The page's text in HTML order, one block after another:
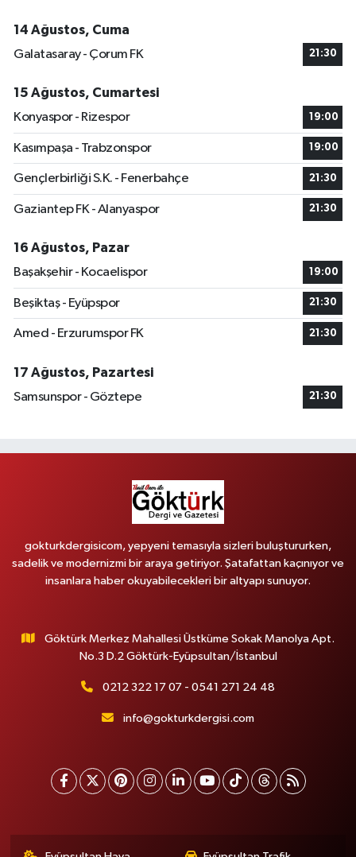
14 Ağustos, Cuma
Galatasaray - Çorum FK
21:30
15 Ağustos, Cumartesi
Konyaspor - Rizespor
19:00
Kasımpaşa - Trabzonspor 19:00
Gençlerbirliği S.K. - Fenerbahçe 21:30
Gaziantep FK - Alanyaspor 21:30
16 Ağustos, Pazar
Başakşehir - Kocaelispor
19:00
Beşiktaş - Eyüpspor 21:30
Amed - Erzurumspor FK 21:30
17 Ağustos, Pazartesi
Samsunspor - Göztepe
21:30
gokturkdergisicom, yepyeni temasıyla sizleri buluştururken,
sadelik ve modernizmi bir araya getiriyor. Şatafattan kaçınıyor ve
insanlara haber okuyabilecekleri bir altyapı sunuyor.
Göktürk Merkez Mahallesi Üstküme Sokak Manolya Apt.
No.3 D.2 Göktürk-Eyüpsultan/İstanbul
0212 322 17 07 - 0541 271 24 48
info@gokturkdergisi.com